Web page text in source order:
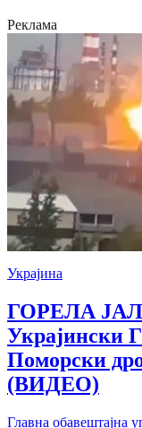
Реклама
Украјина
ГОРЕЛА
Украјински
Поморски
(ВИДЕО)
Главна обавештајна